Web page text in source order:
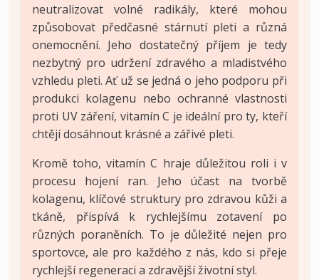
neutralizovat volné radikály, které mohou
způsobovat předčasné stárnutí pleti a různá
onemocnění. Jeho dostatečný příjem je tedy
nezbytný pro udržení zdravého a mladistvého
vzhledu pleti. Ať už se jedná o jeho podporu při
produkci kolagenu nebo ochranné vlastnosti
proti UV záření, vitamín C je ideální pro ty, kteří
chtějí dosáhnout krásné a zářivé pleti.
Kromě toho, vitamín C hraje důležitou roli i v
procesu hojení ran. Jeho účast na tvorbě
kolagenu, klíčové struktury pro zdravou kůži a
tkáně, přispívá k rychlejšímu zotavení po
různých poraněních. To je důležité nejen pro
sportovce, ale pro každého z nás, kdo si přeje
rychlejší regeneraci a zdravější životní styl.